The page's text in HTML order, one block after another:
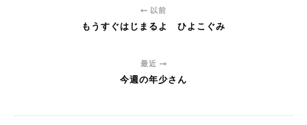
以前
もうすぐはじまるよ ひよこぐみ
最近
今週の年少さん